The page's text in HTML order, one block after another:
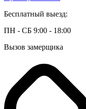
Бесплатный выезд:
ПН - СБ 9:00 - 18:00
Вызов замерщика